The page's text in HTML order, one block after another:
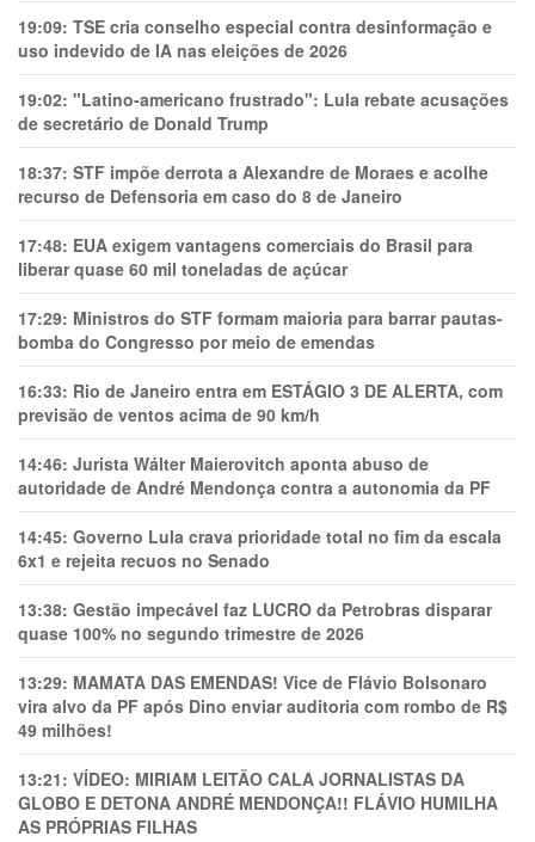
19:09: TSE cria conselho especial contra desinformação e
uso indevido de IA nas eleições de 2026
19:02: "Latino-americano frustrado": Lula rebate acusações
de secretário de Donald Trump
18:37: STF impõe derrota a Alexandre de Moraes e acolhe
recurso de Defensoria em caso do 8 de Janeiro
17:48: EUA exigem vantagens comerciais do Brasil para
liberar quase 60 mil toneladas de açúcar
17:29: Ministros do STF formam maioria para barrar pautas-
bomba do Congresso por meio de emendas
16:33: Rio de Janeiro entra em ESTÁGIO 3 DE ALERTA, com
previsão de ventos acima de 90 km/h
14:46: Jurista Wálter Maierovitch aponta abuso de
autoridade de André Mendonça contra a autonomia da PF
14:45: Governo Lula crava prioridade total no fim da escala
6x1 e rejeita recuos no Senado
13:38: Gestão impecável faz LUCRO da Petrobras disparar
quase 100% no segundo trimestre de 2026
13:29: MAMATA DAS EMENDAS! Vice de Flávio Bolsonaro
vira alvo da PF após Dino enviar auditoria com rombo de R$
49 milhões!
13:21: VÍDEO: MIRIAM LEITÃO CALA JORNALISTAS DA
GLOBO E DETONA ANDRÉ MENDONÇA!! FLÁVIO HUMILHA
AS PRÓPRIAS FILHAS